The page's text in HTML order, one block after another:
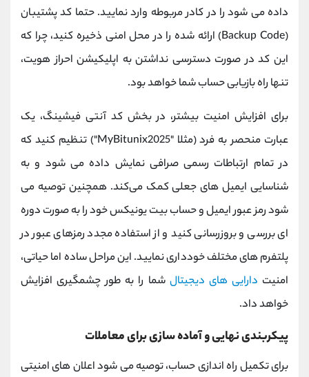
داده می ‌شود را در کادر مربوطه وارد نمایید. حتما کد پشتیبان
(Backup Code) ارائه شده را در محل امنی ذخیره کنید، چرا که
این کد در صورت دسترسی نداشتن به اپلیکیشن احراز هویت،
تنها راه بازیابی حساب شما خواهد بود.
برای افزایش امنیت بیشتر، در بخش کد آنتی فیشینگ، یک
عبارت منحصر به فرد (مثلا "MyBitunix2025") تنظیم کنید که
در تمام ارتباطات رسمی صرافی نمایش داده می ‌شود و به
شناسایی ایمیل‌ های جعلی کمک می‌کند. همچنین توصیه می
‌شود رمز عبور ایمیل و حساب بیت یونیکس خود را به ‌صورت دوره
‌ای بررسی و بروزرسانی کنید و از استفاده مجدد رمزهای عبور در
پلتفرم ‌های مختلف خودداری نمایید. این مراحل ساده اما حیاتی،
امنیت دارایی ‌های دیجیتال شما را به‌ طور چشمگیری افزایش
خواهد داد.
پیکربندی نهایی و آماده‌ سازی برای معاملات
برای تکمیل راه ‌اندازی حساب، توصیه می ‌شود اعلان‌ های امنیتی